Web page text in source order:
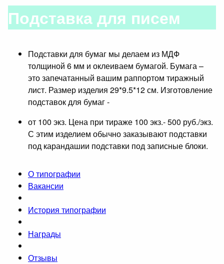
Подставка для писем
Подставки для бумаг мы делаем из МДФ
толщиной 6 мм и оклеиваем бумагой. Бумага –
это запечатанный вашим раппортом тиражный
лист. Размер изделия 29*9.5*12 см. Изготовление
подставок для бумаг -
от 100 экз. Цена при тираже 100 экз.- 500 руб./экз.
С этим изделием обычно заказывают подставки
под карандашии подставки под записные блоки.
О типографии
Вакансии
История типографии
Награды
Отзывы